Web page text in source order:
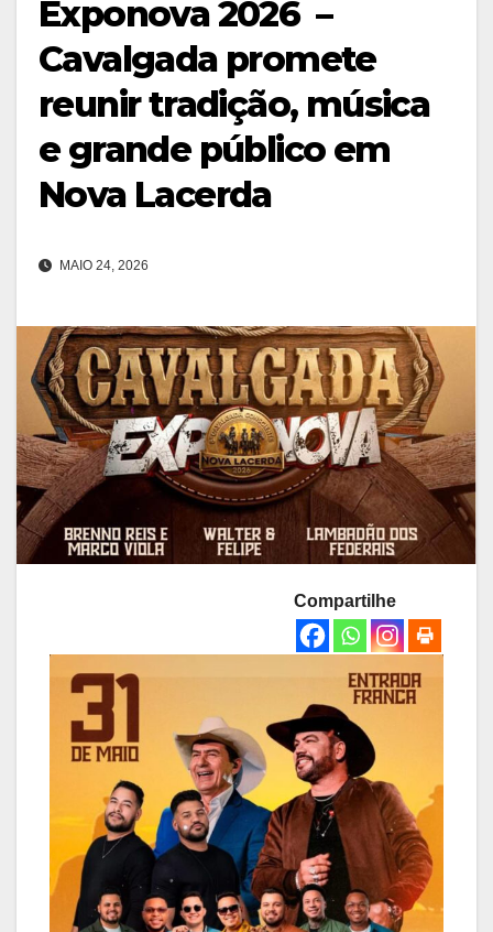
Exponova 2026 –
Cavalgada promete
reunir tradição, música
e grande público em
Nova Lacerda
MAIO 24, 2026
Compartilhe